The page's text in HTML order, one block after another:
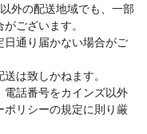
外の配送地域でも、一部
ございます。
通り届かない場合がご
は致しかねます。
電話番号をカインズ以外
リシーの規定に則り厳